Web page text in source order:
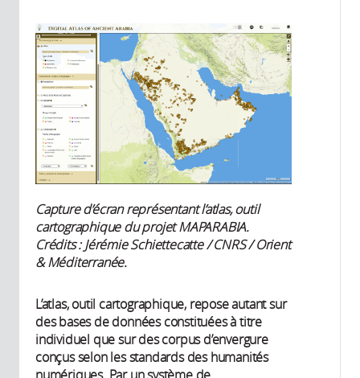
Capture d’écran représentant l’atlas, outil
cartographique du projet MAPARABIA.
Crédits : Jérémie Schiettecatte / CNRS / Orient
& Méditerranée.
L’atlas, outil cartographique, repose autant sur
des bases de données constituées à titre
individuel que sur des corpus d’envergure
conçus selon les standards des humanités